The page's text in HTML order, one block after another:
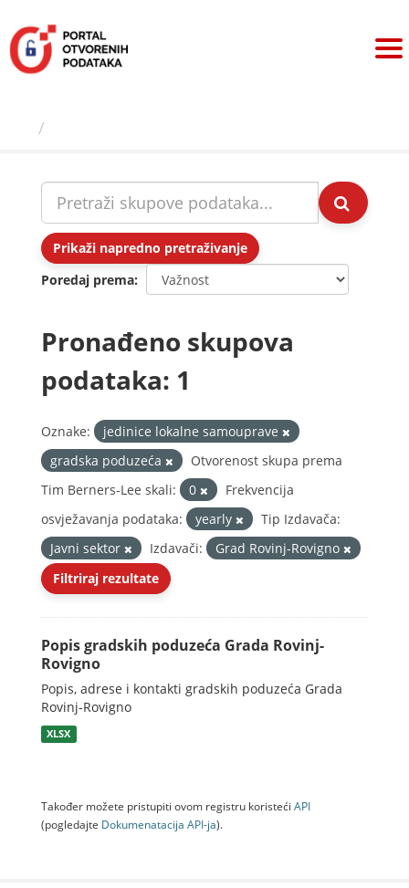
sadržaj
Prikaži napredno pretraživanje
Poredaj prema
Pronađeno skupova
podataka: 1
Oznake:
jedinice lokalne samouprave
gradska poduzeća
Otvorenost skupa prema
Tim Berners-Lee skali:
0
Frekvencija
osvježavanja podataka:
yearly
Tip Izdavača:
Javni sektor
Izdavači:
Grad Rovinj-Rovigno
Filtriraj rezultate
Popis gradskih poduzeća Grada Rovinj-
Rovigno
Popis, adrese i kontakti gradskih poduzeća Grada
Rovinj-Rovigno
XLSX
Također možete pristupiti ovom registru koristeći API
(pogledajte Dokumenаtаcijа API-jа).